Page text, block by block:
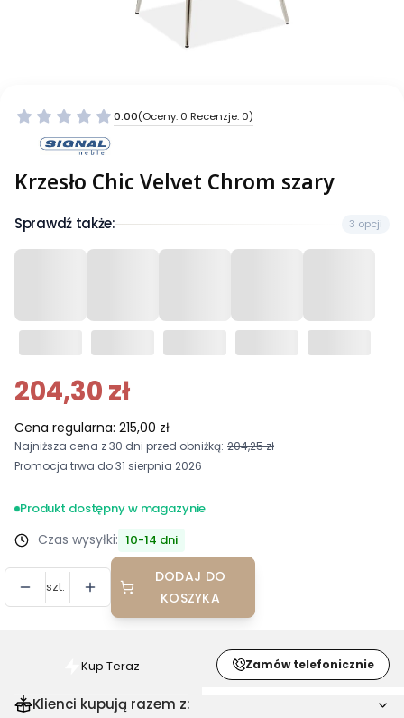
0.00(Oceny: 0 Recenzje: 0)
Krzesło Chic Velvet Chrom szary
Sprawdź także: 3 opcji
204,30 zł
Cena regularna: 215,00 zł
Najniższa cena z 30 dni przed obniżką: 204,25 zł
Promocja trwa do 31 sierpnia 2026
Produkt dostępny w magazynie
Czas wysyłki: 10-14 dni
szt.
DODAJ DO
KOSZYKA
Szybki
zakup
Kup Teraz Zamów telefonicznie
Klienci kupują razem z: